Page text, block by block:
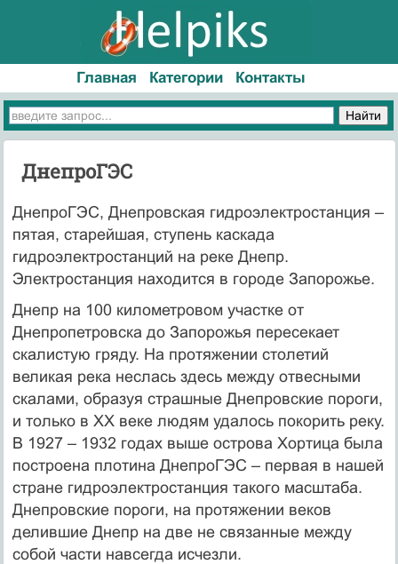
Главная Категории Контакты
ДнепроГЭС
ДнепроГЭС, Днепровская гидроэлектростанция –
пятая, старейшая, ступень каскада
гидроэлектростанций на реке Днепр.
Электростанция находится в городе Запорожье.
Днепр на 100 километровом участке от
Днепропетровска до Запорожья пересекает
скалистую гряду. На протяжении столетий
великая река неслась здесь между отвесными
скалами, образуя страшные Днепровские пороги,
и только в XX веке людям удалось покорить реку.
В 1927 – 1932 годах выше острова Хортица была
построена плотина ДнепроГЭС – первая в нашей
стране гидроэлектростанция такого масштаба.
Днепровские пороги, на протяжении веков
делившие Днепр на две не связанные между
собой части навсегда исчезли.